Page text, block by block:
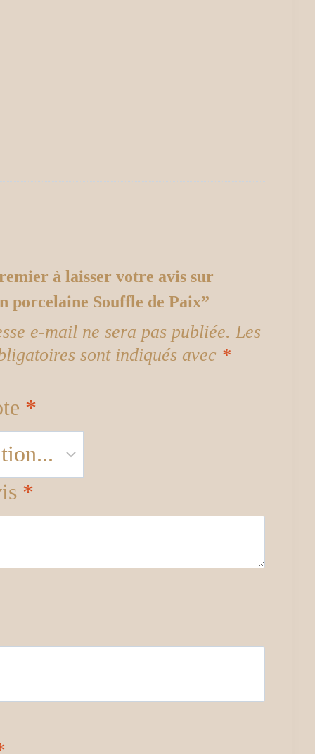
à laisser votre avis sur
porcelaine Souffle de Paix”
e-mail ne sera pas publiée. Les
sont indiqués avec *
*
*